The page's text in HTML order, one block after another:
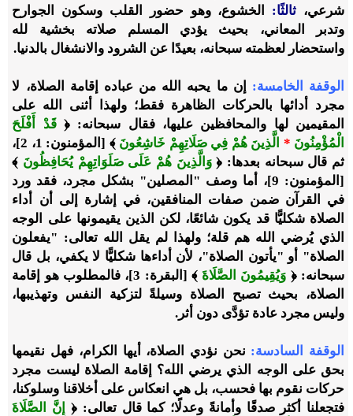
شرعي، ثالثًا: الخشوع، وهو حضور القلب وسكون الجوارح
وتدبر المعاني، بحيث يؤدي المسلم صلاته بخشية لله
واستحضار لعظمته سبحانه، بعيدًا عن الشرود والانشغال بالدنيا.
الوقفة الخامسة: إن ما يحبه الله من عباده إقامة الصلاة، لا
مجرد أدائها بالحركات الظاهرة فقط؛ ولهذا أثنى الله على
المقيمين لها والمحافظين عليها، فقال سبحانه: ﴿قَدْ أَفْلَحَ
الْمُؤْمِنُونَ * الَّذِينَ هُمْ فِي صَلَاتِهِمْ خَاشِعُونَ
﴾ [المؤمنون: 1، 2]،
ثم قال سبحانه بعدها: ﴿وَالَّذِينَ هُمْ عَلَى صَلَوَاتِهِمْ يُحَافِظُونَ ﴾
[المؤمنون: 9]، أما وصف "المصلين" بشكل مجرد، فقد ورد
في القرآن ضمن صفات المنافقين، في إشارة إلى أن أداء
الصلاة شكليًّا قد يكون شائعًا، لكن الذين يقيمونها على الوجه
الذي يُرضي الله هم قلة؛ ولهذا لم يقل الله تعالى: "يفعلون
الصلاة" أو "يأتون الصلاة"، لأن أداءها شكليًّا لا يكفي، بل قال
سبحانه: ﴿ وَيُقِيمُونَ الصَّلَاةَ
﴾ [البقرة: 3]، فالمطلوب هو إقامة
الصلاة، بحيث تصبح الصلاة وسيلةً لتزكية النفس وتهذيبها،
وليس مجرد عادة تؤدَّى دون أثر.
الوقفة السادسة: نحن نؤدي الصلاة، أيها الكرام، فهل نقيمها
بحق على الوجه الذي يرضي الله؟ إقامة الصلاة ليست مجرد
حركات نقوم بها فحسب، بل هي انعكاس على أخلاقنا وسلوكنا،
فتجعلنا أكثر صدقًا وأمانةً وعدلًا؛ كما قال تعالى: ﴿ إِنَّ الصَّلَاةَ